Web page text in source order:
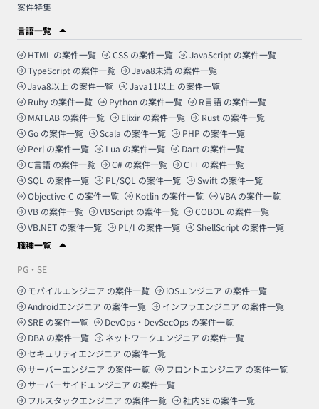
案件特集
言語一覧
HTML の案件一覧 CSS の案件一覧 JavaScript の案件一覧
TypeScript の案件一覧 Java8未満 の案件一覧
Java8以上 の案件一覧 Java11以上 の案件一覧
Ruby の案件一覧 Python の案件一覧 R言語 の案件一覧
MATLAB の案件一覧 Elixir の案件一覧 Rust の案件一覧
Go の案件一覧 Scala の案件一覧 PHP の案件一覧
Perl の案件一覧 Lua の案件一覧 Dart の案件一覧
C言語 の案件一覧 C# の案件一覧 C++ の案件一覧
SQL の案件一覧 PL/SQL の案件一覧 Swift の案件一覧
Objective-C の案件一覧 Kotlin の案件一覧 VBA の案件一覧
VB の案件一覧 VBScript の案件一覧 COBOL の案件一覧
VB.NET の案件一覧 PL/I の案件一覧 ShellScript の案件一覧
職種一覧
PG・SE
モバイルエンジニア の案件一覧 iOSエンジニア の案件一覧
Androidエンジニア の案件一覧 インフラエンジニア の案件一覧
SRE の案件一覧 DevOps・DevSecOps の案件一覧
DBA の案件一覧 ネットワークエンジニア の案件一覧
セキュリティエンジニア の案件一覧
サーバーエンジニア の案件一覧 フロントエンジニア の案件一覧
サーバーサイドエンジニア の案件一覧
フルスタックエンジニア の案件一覧 社内SE の案件一覧